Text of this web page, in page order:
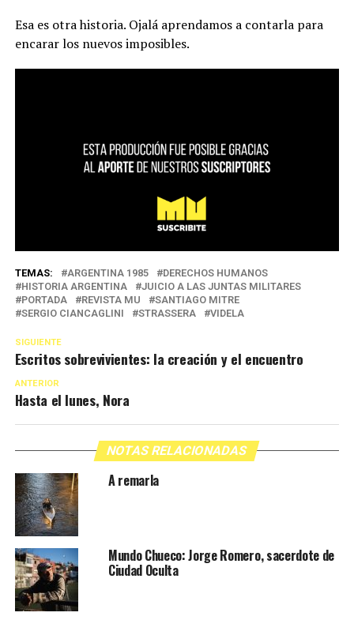
Esa es otra historia. Ojalá aprendamos a contarla para
encarar los nuevos imposibles.
TEMAS: ARGENTINA 1985
DERECHOS HUMANOS
HISTORIA ARGENTINA
JUICIO A LAS JUNTAS MILITARES
PORTADA
REVISTA MU
SANTIAGO MITRE
SERGIO CIANCAGLINI
STRASSERA VIDELA
SIGUIENTE
Escritos sobrevivientes: la creación y el encuentro
ANTERIOR
Hasta el lunes, Nora
NOTAS RELACIONADAS
A remarla
Mundo Chueco: Jorge Romero, sacerdote de
Ciudad Oculta